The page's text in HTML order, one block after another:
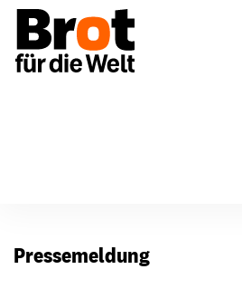
Pressemeldung